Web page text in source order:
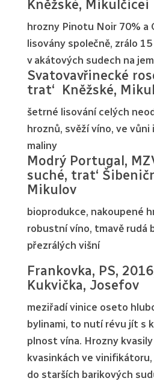
Kněžské, Mikulčicei
hrozny Pinotu Noir 70% a
lisovány společně, zrálo 15
v akátových sudech na
Svatovavřinecké
trat‘ Kněžské,
šetrné lisování celých
hroznů, svěží víno, ve
maliny
Modrý Portugal,
suché, trat‘
Mikulov
bioprodukce, nakoupené
robustní víno, tmavě rudá
přezrálých višní
Frankovka, PS,
Kukvička, Josefov
meziřadí vinice oseto
bylinami, to nutí révu jít s
plnost vína. Hrozny
kvasinkách ve
do starších barikových